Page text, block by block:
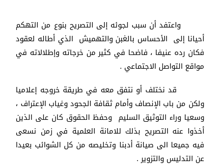
واعتفد أن سبب لجوئه إلى التصريح بنوع من التهكم
أحيانا إلى الأحساس بالغبن والتهميش الذي أطاله لعقود
فكان رده عنيفا ، فاضحا في كثير من خرجاته وإطلالاته في
مواقع التواصل الاجتماعي .
قد نختلف أو نتفق معه في طريقة خروجه إعلاميا
ولكن من باب الإنصاف وأمام ثقافة الجحود وغياب الإعتراف ،
وسعيا وراء التوثيق السليم وحفظ الحقوق كان على الذين
أخذوا عنه التصريح بذلك للامانة العلمية في زمن نسعى
فيه جميعا الى صيانة أدبنا وتخليصه من كل الشوائب بعيدا
عن التدليس والتزوير .